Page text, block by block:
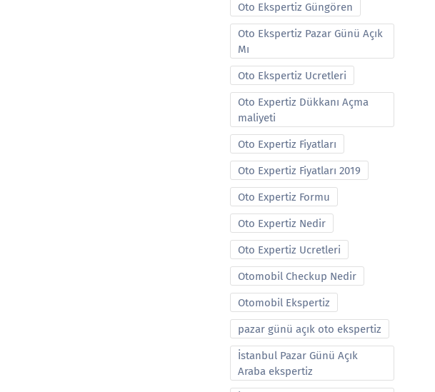
Oto Ekspertiz Güngören
Oto Ekspertiz Pazar Günü Açık
Mı
Oto Ekspertiz Ucretleri
Oto Expertiz Dükkanı Açma
maliyeti
Oto Expertiz Fiyatları
Oto Expertiz Fiyatları 2019
Oto Expertiz Formu
Oto Expertiz Nedir
Oto Expertiz Ucretleri
Otomobil Checkup Nedir
Otomobil Ekspertiz
pazar günü açık oto ekspertiz
İstanbul Pazar Günü Açık
Araba ekspertiz